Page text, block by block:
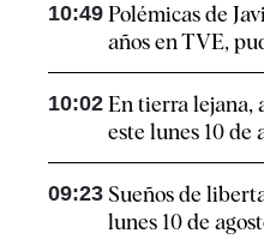
10:49 Polémicas de
años en TVE,
10:02 En tierra lejana,
este lunes 10 de
09:23 Sueños de
lunes 10 de